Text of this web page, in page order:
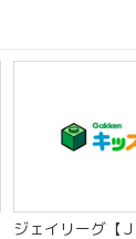
ジェイリーグ【